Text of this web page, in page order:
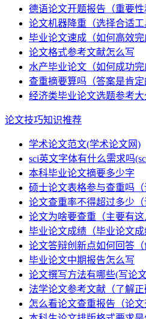
德语论文开题报告（重要性
论文机器降重（选择合适工
毕业论文速成（如何高效完
论文格式参考文献怎么写
水产毕业论文（如何成功完
查重摘要算吗（答案是肯定
经济类毕业论文选题参考大
论文技巧知识推荐
学术论文范文(学术论文网)
sci英文字体有什么需求吗
本科毕业论文摘要多少字
硕士论文表格参与查重吗
论文查重率不得超过多少（
论文为啥要查重（主要有这
毕业论文成绩（毕业论文成
论文答辩创新点如何回答（
毕业论文中期报告怎么写
论文撰写方法有哪些(写论
法学论文参考文献（了解正
怎么看论文查重报告（论文